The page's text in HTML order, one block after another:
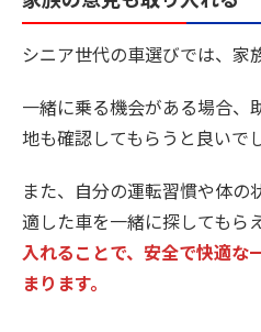
シニア世代の車選びでは、家
一緒に乗る機会がある場合、
地も確認してもらうと良いで
また、自分の運転習慣や体の
適した車を一緒に探してもら
入れることで、安全で快適な
まります。